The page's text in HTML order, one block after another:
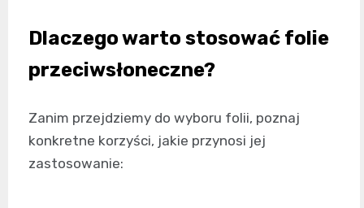
Dlaczego warto stosować folie
przeciwsłoneczne?
Zanim przejdziemy do wyboru folii, poznaj
konkretne korzyści, jakie przynosi jej
zastosowanie: